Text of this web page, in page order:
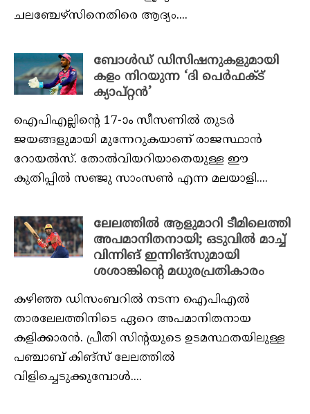
ചലഞ്ചേഴ്‌സിനെതിരെ ആദ്യം....
ബോൾഡ് ഡിസിഷനുകളുമായി
കളം നിറയുന്ന ‘ദി പെര്‍ഫക്ട്
ക്യാപ്റ്റൻ’
ഐപിഎല്ലിന്റെ 17-ാം സീസണിൽ തുടർ
ജയങ്ങളുമായി മുന്നേറുകയാണ് രാജസ്ഥാൻ
റോയൽസ്. തോൽവിയറിയാതെയുള്ള ഈ
കുതിപ്പിൽ സഞ്ജു സാംസൺ എന്ന മലയാളി....
ലേലത്തിൽ ആളുമാറി ടീമിലെത്തി
അപമാനിതനായി; ഒടുവിൽ മാച്ച്
വിന്നിങ് ഇന്നിങ്‌സുമായി
ശശാങ്കിന്റെ മധുരപ്രതികാരം
കഴിഞ്ഞ ഡിസംബറില്‍ നടന്ന ഐപിഎല്‍
താരലേലത്തിനിടെ ഏറെ അപമാനിതനായ
കളിക്കാരന്‍. പ്രീതി സിന്റയുടെ ഉടമസ്ഥതയിലുള്ള
പഞ്ചാബ് കിങ്‌സ് ലേലത്തില്‍
വിളിച്ചെടുക്കുമ്പോള്‍....